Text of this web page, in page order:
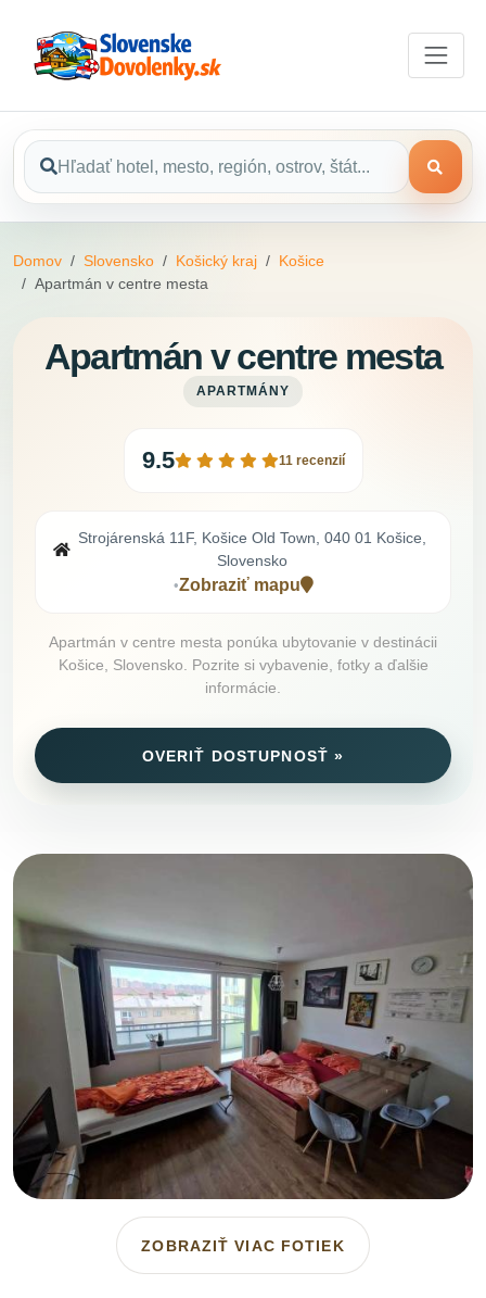
Domov Slovensko Košický kraj
Košice
Apartmán v centre mesta
Apartmán v centre mesta
APARTMÁNY
9.5 11 recenzií
Strojárenská 11F, Košice Old Town, 040 01 Košice,
Slovensko
•Zobraziť mapu
Apartmán v centre mesta ponúka ubytovanie v destinácii
Košice, Slovensko. Pozrite si vybavenie, fotky a ďalšie
informácie.
OVERIŤ DOSTUPNOSŤ »
ZOBRAZIŤ VIAC FOTIEK